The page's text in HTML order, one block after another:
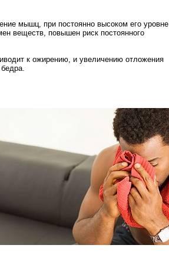
мышц, при постоянно высоком его уровне
веществ, повышен риск постоянного
к ожирению, и увеличению отложения